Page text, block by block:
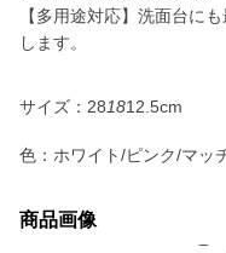
【多用途対応】洗面台に
します。
サイズ：281812.5cm
色：ホワイト/ピンク/マッ
商品画像